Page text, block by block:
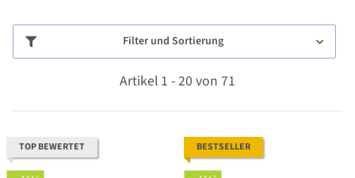
Filter und Sortierung
Artikel 1 - 20 von 71
TOP BEWERTET BESTSELLER